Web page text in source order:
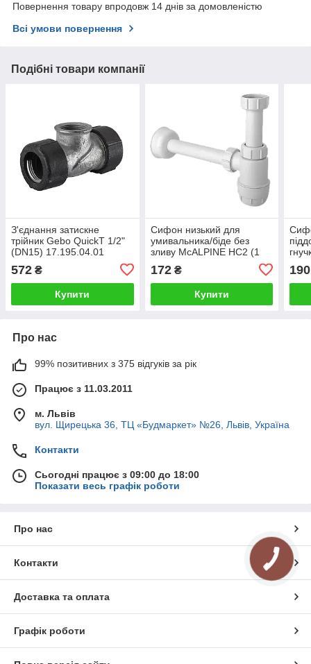
Повернення товару впродовж 14 днів за домовленістю
Всі умови повернення
Подібні товари компанії
З'єднання затискне
трійник Gebo QuickТ 1/2"
(DN15) 17.195.04.01
572 ₴
Купити
Сифон низький для
умивальника/біде без
зливу McALPINE HC2 (1
172₴
Купити
190
Про нас
99% позитивних з 375 відгуків за рік
Працює з 11.03.2011
м. Львів
вул. Щирецька 36, ТЦ «Будмаркет» №26, Львів, Україна
Контакти
Сьогодні працює з 09:00 до 18:00
Показати весь графік роботи
Про нас
Контакти
Доставка та оплата
Графік роботи